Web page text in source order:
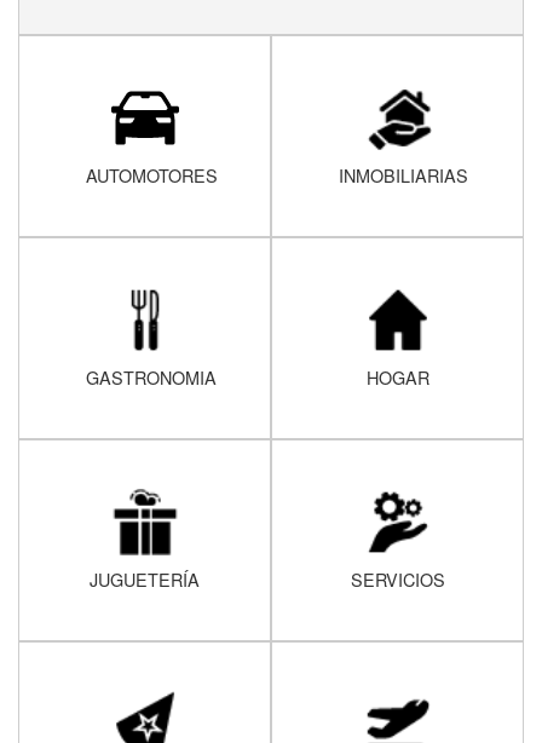
AUTOMOTORES INMOBILIARIAS
GASTRONOMIA HOGAR
JUGUETERÍA SERVICIOS